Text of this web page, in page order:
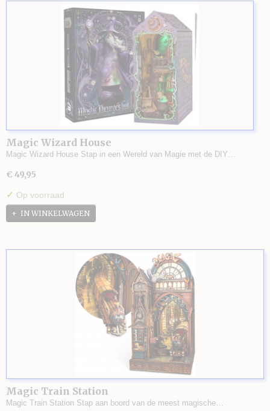
Magic Wizard House
Magic Wizard House Stap in een Wereld van Magie met de DIY…
€ 49,95
✓ Op voorraad
IN WINKELWAGEN
Magic Train Station
Magic Train Station Stap aan boord van de meest magische…